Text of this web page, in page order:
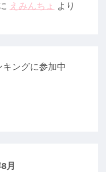
えみんちょ より
キングに参加中
月